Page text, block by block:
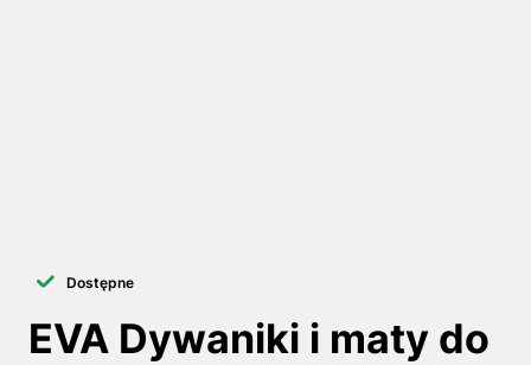
Dostępne
EVA Dywaniki i maty do